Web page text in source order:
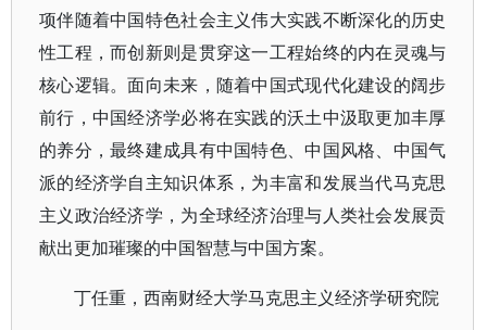
项伴随着中国特色社会主义伟大实践不断深化的历史
性工程，而创新则是贯穿这一工程始终的内在灵魂与
核心逻辑。面向未来，随着中国式现代化建设的阔步
前行，中国经济学必将在实践的沃土中汲取更加丰厚
的养分，最终建成具有中国特色、中国风格、中国气
派的经济学自主知识体系，为丰富和发展当代马克思
主义政治经济学，为全球经济治理与人类社会发展贡
献出更加璀璨的中国智慧与中国方案。
丁任重，西南财经大学马克思主义经济学研究院